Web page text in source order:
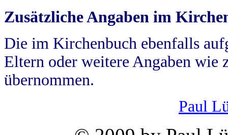
Zusätzliche Angaben im
Die im Kirchenbuch ebenfalls
Eltern oder weitere Angaben wie
übernommen.
Paul